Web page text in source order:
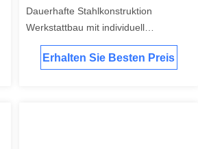
Dauerhafte Stahlkonstruktion
Werkstattbau mit individuell
angepassten Stahllösungen zur
Maximierung der Effizienz von
Erhalten Sie Besten Preis